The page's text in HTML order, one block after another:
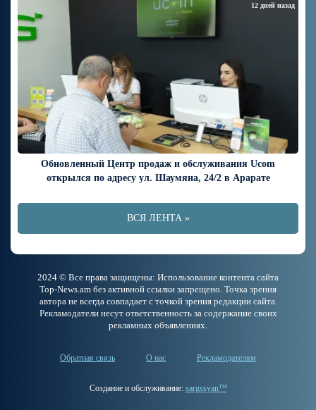
Обновленный Центр продаж и обслуживания Ucom
открылся по адресу ул. Шаумяна, 24/2 в Арарате
12 дней назад
ВСЯ ЛЕНТА »
2024 © Все права защищены: Использование контента сайта
Top-News.am без активной ссылки запрещено. Точка зрения
автора не всегда совпадает с точкой зрения редакции сайта.
Рекламодатели несут ответственность за содержание своих
рекламных объявлениях.
Обратная связь О нас Рекламодателям
Создание и обслуживание: sargssyan™